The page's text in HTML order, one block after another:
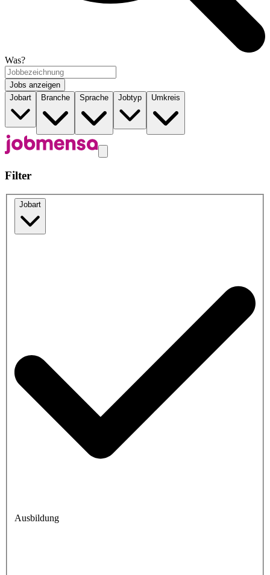
Was?
Jobs anzeigen
Jobart
Branche Sprache Jobtyp Umkreis
Filter
Jobart
Ausbildung